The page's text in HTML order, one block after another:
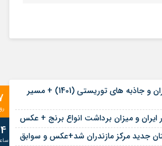
نقشه گردشگری مازندران و جاذبه های توریستی (1401) + مسیر
ایران و میزان برداشت انواع برنج + عکس
جدید مرکز مازندران شد+عکس و سوابق